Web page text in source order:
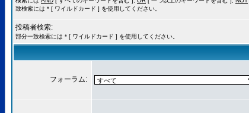
致検索には * [ ワイルドカード ] を使用してください。
投稿者検索:
部分一致検索には * [ ワイルドカード ] を使用してください。
フォーラム: